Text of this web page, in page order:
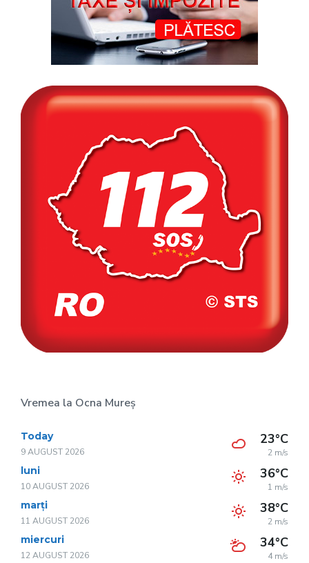
Vremea la Ocna Mureș
Today
9 AUGUST 2026
23°C
2 m/s
luni
10 AUGUST 2026
36°C
1 m/s
marți
11 AUGUST 2026
38°C
2 m/s
miercuri
12 AUGUST 2026
34°C
4 m/s